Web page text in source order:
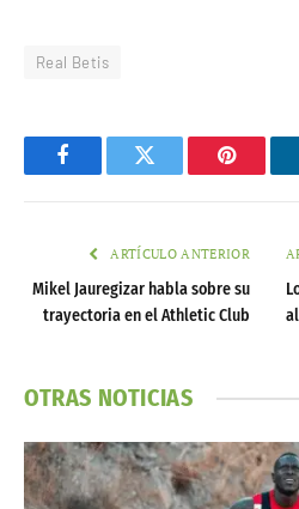
Real Betis
FacebookTwitter
ARTÍCULO ANTERIOR
Mikel Jauregizar habla sobre su
trayectoria en el Athletic Club
OTRAS NOTICIAS